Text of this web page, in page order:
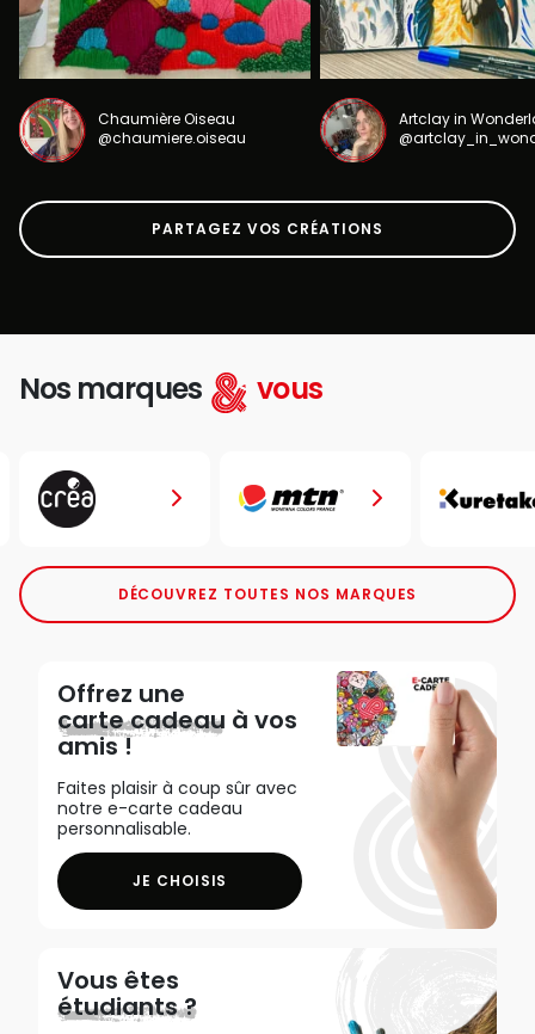
Chaumière Oiseau
@chaumiere.oiseau
Artclay in
PARTAGEZ VOS CRÉATIONS
Nos marques vous
DÉCOUVREZ TOUTES NOS MARQUES
Offrez une
carte cadeau à vos
amis !
Faites plaisir à coup sûr avec
notre e-carte cadeau
personnalisable.
JE CHOISIS
Vous êtes
étudiants ?